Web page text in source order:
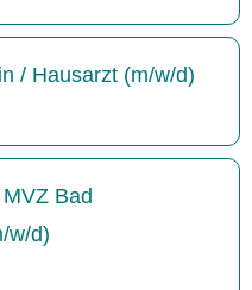
/ Hausarzt (m/w/d)
Bad
w/d)